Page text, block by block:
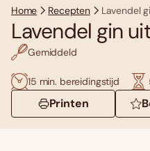
Home Recepten Lavendel
Lavendel gin
Gemiddeld
15 min. bereidingstijd
Printen